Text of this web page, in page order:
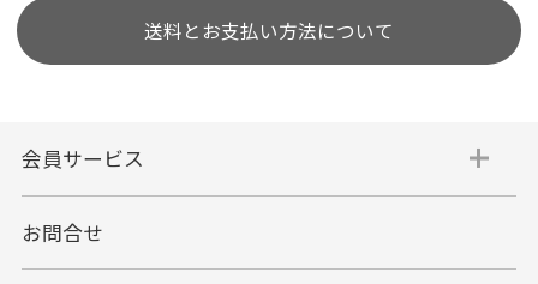
送料とお支払い方法について
会員サービス
お問合せ